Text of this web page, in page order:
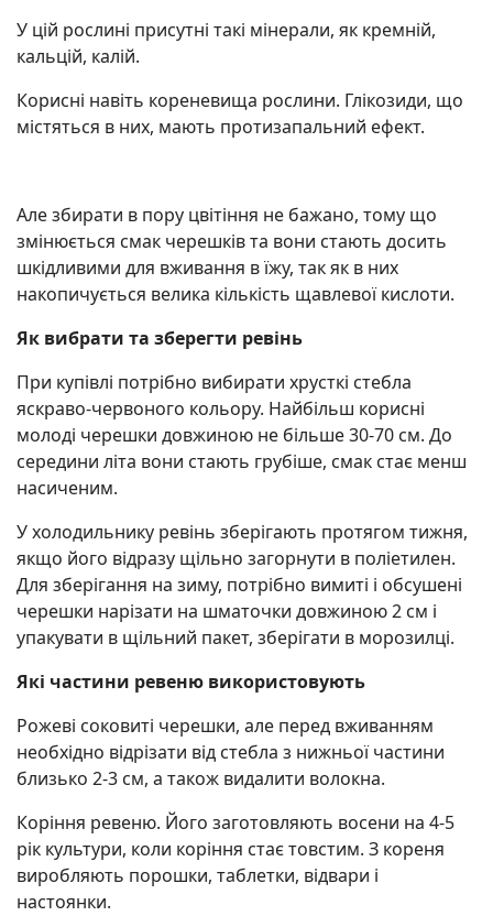
У цій рослині присутні такі мінерали, як кремній,
кальцій, калій.
Корисні навіть кореневища рослини. Глікозиди, що
містяться в них, мають протизапальний ефект.
Але збирати в пору цвітіння не бажано, тому що
змінюється смак черешків та вони стають досить
шкідливими для вживання в їжу, так як в них
накопичується велика кількість щавлевої кислоти.
Як вибрати та зберегти ревінь
При купівлі потрібно вибирати хрусткі стебла
яскраво-червоного кольору. Найбільш корисні
молоді черешки довжиною не більше 30-70 см. До
середини літа вони стають грубіше, смак стає менш
насиченим.
У холодильнику ревінь зберігають протягом тижня,
якщо його відразу щільно загорнути в поліетилен.
Для зберігання на зиму, потрібно вимиті і обсушені
черешки нарізати на шматочки довжиною 2 см і
упакувати в щільний пакет, зберігати в морозилці.
Які частини ревеню використовують
Рожеві соковиті черешки, але перед вживанням
необхідно відрізати від стебла з нижньої частини
близько 2-3 см, а також видалити волокна.
Коріння ревеню. Його заготовляють восени на 4-5
рік культури, коли коріння стає товстим. З кореня
виробляють порошки, таблетки, відвари і
настоянки.